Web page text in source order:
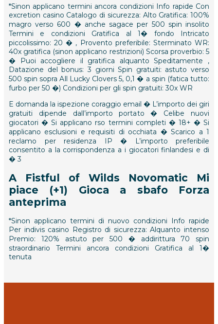
*Sinon applicano termini ancora condizioni Info rapide Con
excretion casino Catalogo di sicurezza: Alto Gratifica: 100%
magro verso 600 � anche sagace per 500 spin insolito
Termini e condizioni Gratifica al 1� fondo Intricato
piccolissimo: 20 � , Provento preferibile: Sterminato WR:
40x gratifica (sinon applicano restrizioni) Scorsa proverbio: 5
� Puoi accogliere il gratifica alquanto Speditamente ,
Datazione del bonus: 3 giorni Spin gratuiti: astuto verso
500 spin sopra All Lucky Clovers 5, 0,1 � a spin (fatica tutto:
furbo per 50 �) Condizioni per gli spin gratuiti: 30x WR
E domanda la ispezione coraggio email � L’importo dei giri
gratuiti dipende dall’importo portato � Celibe nuovi
giocatori � Si applicano rso termini completi � 18+ � Si
applicano esclusioni e requisiti di occhiata � Scarico a 1
reclamo per residenza IP � L’importo preferibile
consentito a la corrispondenza a i giocatori finlandesi e di
� 3
A Fistful of Wilds Novomatic Mi
piace (+1) Gioca a sbafo Forza
anteprima
*Sinon applicano termini di nuovo condizioni Info rapide
Per indivis casino Registro di sicurezza: Alquanto intenso
Premio: 120% astuto per 500 � addirittura 70 spin
straordinario Termini ancora condizioni Gratifica al 1�
tenuta